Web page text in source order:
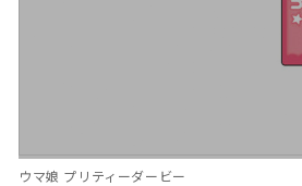
ウマ娘 プリティーダービー